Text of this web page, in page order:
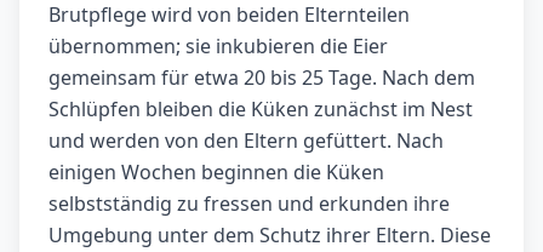
Brutpflege wird von beiden Elternteilen
übernommen; sie inkubieren die Eier
gemeinsam für etwa 20 bis 25 Tage. Nach dem
Schlüpfen bleiben die Küken zunächst im Nest
und werden von den Eltern gefüttert. Nach
einigen Wochen beginnen die Küken
selbstständig zu fressen und erkunden ihre
Umgebung unter dem Schutz ihrer Eltern. Diese